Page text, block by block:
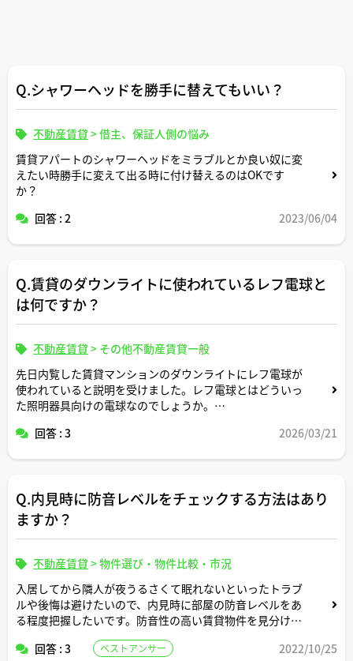
Q.シャワーヘッドを勝手に替えてもいい？
不動産賃貸 >借主、保証人側の悩み
賃貸アパートのシャワーヘッドをミラブルとか良い奴に変
えたい時勝手に変えて出る時に付け替えるのはOKです
か？
回答 : 2
2023/06/04
Q.賃貸のダウンライトに使われているレフ電球と
は何ですか？
不動産賃貸 > その他不動産賃貸一般
先日内覧した賃貸マンションのダウンライトにレフ電球が
使われていると説明を受けました。レフ電球とはどういっ
た照明器具向けの電球なのでしょうか。
また、一般電球やLED電球と比べて寿命や消費電力はどの
回答 : 3 2026/03/21
Q.内見時に防音レベルをチェックする方法はあり
ますか？
不動産賃貸 >物件選び・物件比較・市況
入居してから隣人が夜うるさくて眠れないといったトラブ
ルや後悔は避けたいので、内見時に部屋の防音レベルをあ
る程度把握したいです。防音性の高い賃貸物件を見分けら
回答 : 3
ベストアンサー 2022/10/25